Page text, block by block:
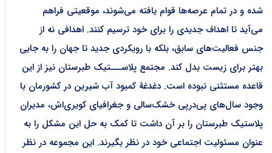
شده و در تمام عرصه‌ها قوام یافته می‌شوند، موقعیتی فراهم
می‌آید تا اهداف جدیدی را برای خود ترسیم کنند. اهدافی نه از
جنس فعالیت‌های سابق، بلکه با رویکردی جدید تا جهان را به جایی
بهتر برای زیست بدل کند. مجتمع پلاســـتیک طبرستان نیز از این
قاعده مستثنی نبوده است. دغدغۀ کمبود آب شیرین در کشورمان با
وجود سال‌های پی‌درپی خشک‌سالی و جغرافیای کویری‌اش، مدیران
پلاستیک طبرستان را بر آن داشت تا کمک به حل این مشکل را به
عنوان مسئولیت اجتماعی خود در نظر بگیرند. این مجموعه در نظر